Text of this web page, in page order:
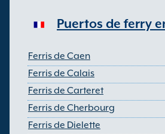
Puertos de ferry
Ferris de Caen
Ferris de Calais
Ferris de Carteret
Ferris de Cherbourg
Ferris de Dielette